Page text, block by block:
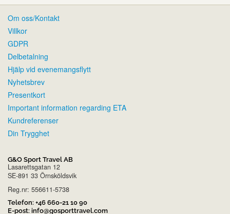
Om oss/Kontakt
Villkor
GDPR
Delbetalning
Hjälp vid evenemangsflytt
Nyhetsbrev
Presentkort
Important information regarding ETA
Kundreferenser
Din Trygghet
G&O Sport Travel AB
Lasarettsgatan 12
SE-891 33 Örnsköldsvik
Reg.nr: 556611-5738
Telefon: +46 660-21 10 90
E-post: info@gosporttravel.com